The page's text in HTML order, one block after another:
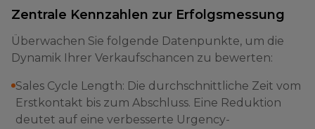
Zentrale Kennzahlen zur Erfolgsmessung
Überwachen Sie folgende Datenpunkte, um die
Dynamik Ihrer Verkaufschancen zu bewerten:
Sales Cycle Length: Die durchschnittliche Zeit vom
Erstkontakt bis zum Abschluss. Eine Reduktion
deutet auf eine verbesserte Urgency-